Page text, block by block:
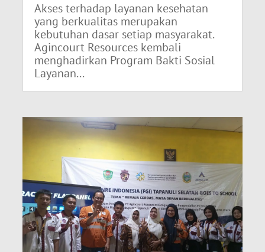
Akses terhadap layanan kesehatan
yang berkualitas merupakan
kebutuhan dasar setiap masyarakat.
Agincourt Resources kembali
menghadirkan Program Bakti Sosial
Layanan...